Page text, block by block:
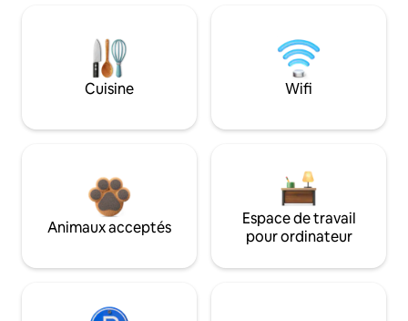
Cuisine Wifi
Animaux acceptés
Espace de travail
pour ordinateur